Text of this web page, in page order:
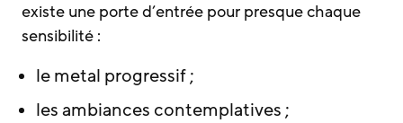
existe une porte d’entrée pour presque chaque
sensibilité :
le metal progressif ;
les ambiances contemplatives ;